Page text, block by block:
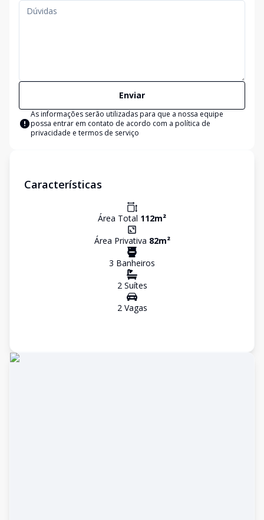
Enviar
As informações serão utilizadas para que a nossa equipe
possa entrar em contato de acordo com a política de
privacidade e termos de serviço
Características
Área Total 112m²
Área Privativa 82m²
3 Banheiros
2Suítes
2Vagas